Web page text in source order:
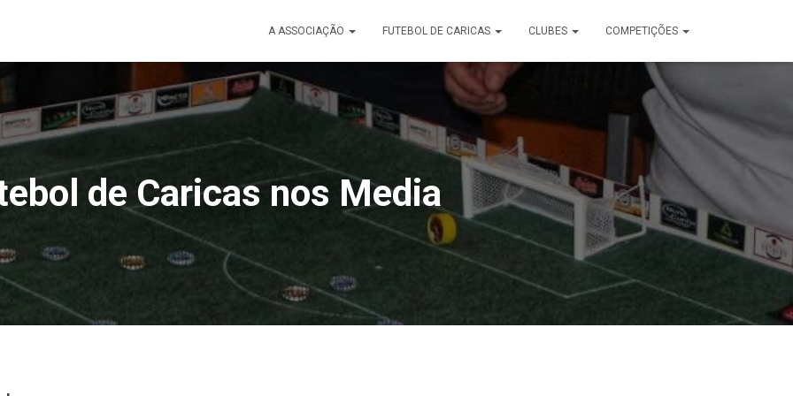
A ASSOCIAÇÃO FUTEBOL DE CARICAS CLUBES COMPETIÇÕES
de Caricas nos Media